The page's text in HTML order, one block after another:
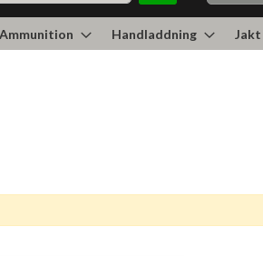
Sök
Ammunition Handladdning Jakt